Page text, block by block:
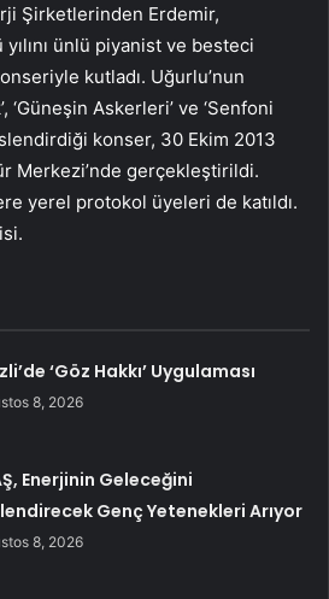
Şirketlerinden Erdemir,
ünlü piyanist ve besteci
kutladı. Uğurlu’nun
‘Güneşin Askerleri’ ve ‘Senfoni
konser, 30 Ekim 2013
Merkezi’nde gerçekleştirildi.
yerel protokol üyeleri de katıldı.
‘Göz Hakkı’ Uygulaması
8, 2026
Enerjinin Geleceğini
Genç Yetenekleri Arıyor
8, 2026